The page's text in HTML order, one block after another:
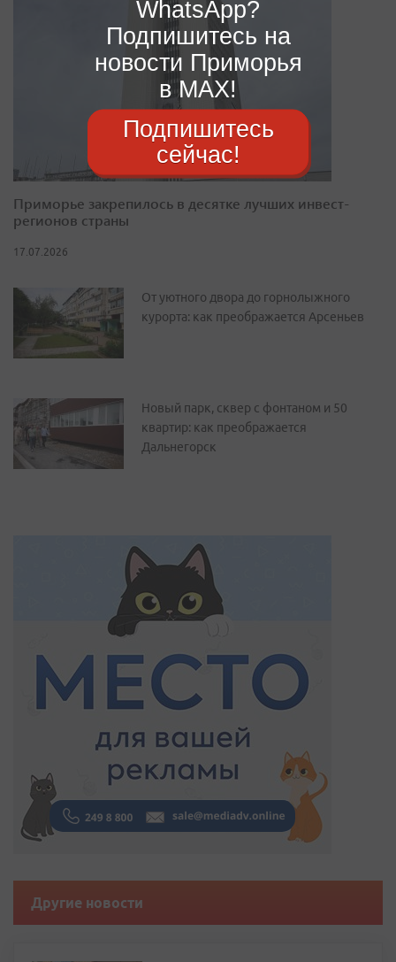
Приморье закрепилось в десятке лучших инвест-
регионов страны
17.07.2026
От уютного двора до горнолыжного
курорта: как преображается Арсеньев
Новый парк, сквер с фонтаном и 50
квартир: как преображается
Дальнегорск
Другие новости
WhatsApp?
Подпишитесь на
новости Приморья
в MAX!
Подпишитесь
сейчас!